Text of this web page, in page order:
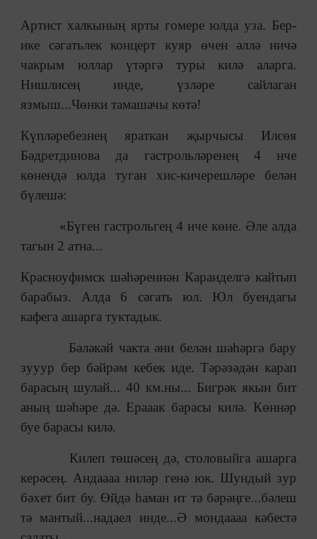
Артист халкының ярты гомере юлда уза. Бер-
ике сәгатьлек концерт куяр өчен әллә ничә
чакрым юллар үтәргә туры килә аларга.
Нишлисең инде, үзләре сайлаган
язмыш...Чөнки тамашачы көтә!
Күпләребезнең яраткан җырчысы Илсөя
Бәдретдинова да гастрольләренең 4 нче
көнендә юлда туган хис-кичерешләре белән
бүлешә:
«Бүген гастрольгең 4 нче көне. Әле алда
тагын 2 атна...
Красноуфимск шәһәреннән Караиделгә кайтып
барабыз. Алда 6 сәгать юл. Юл буендагы
кафега ашарга туктадык.
Бәләкәй чакта әни белән шәһәргә бару
зууур бер бәйрәм кебек иде. Тәрәзәдән карап
барасың шулай... 40 км.ны... Бигрәк якын бит
аның шәһәре дә. Ерааак барасы килә. Көннәр
буе барасы килә.
Килеп төшәсең дә, столовыйга ашарга
керәсең. Андаааа ниләр генә юк. Шундый зур
бәхет бит бу. Өйдә һаман ит тә бәрәңге...бәлеш
тә мантый...надаел инде...Ә мондаааа кәбестә